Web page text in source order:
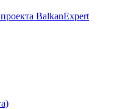
BalkanExpert